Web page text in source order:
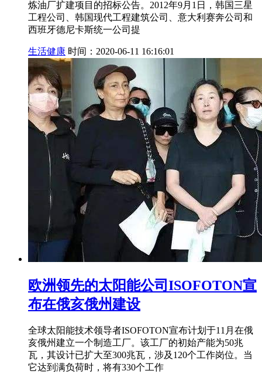
炼油厂扩建项目的招标公告。2012年9月1日，韩国三星
工程公司、韩国现代工程建筑公司、意大利赛奔公司和
西班牙德尼卡斯统一公司提
生活健康 时间：2020-06-11 16:16:01
欧洲领先的太阳能公司ISOFOTON宣
布在俄亥俄州建设
全球太阳能技术领导者ISOFOTON宣布计划于11月在俄
亥俄州建立一个制造工厂。该工厂的初始产能为50兆
瓦，其设计已扩大至300兆瓦，涉及120个工作岗位。当
它达到满负荷时，将有330个工作